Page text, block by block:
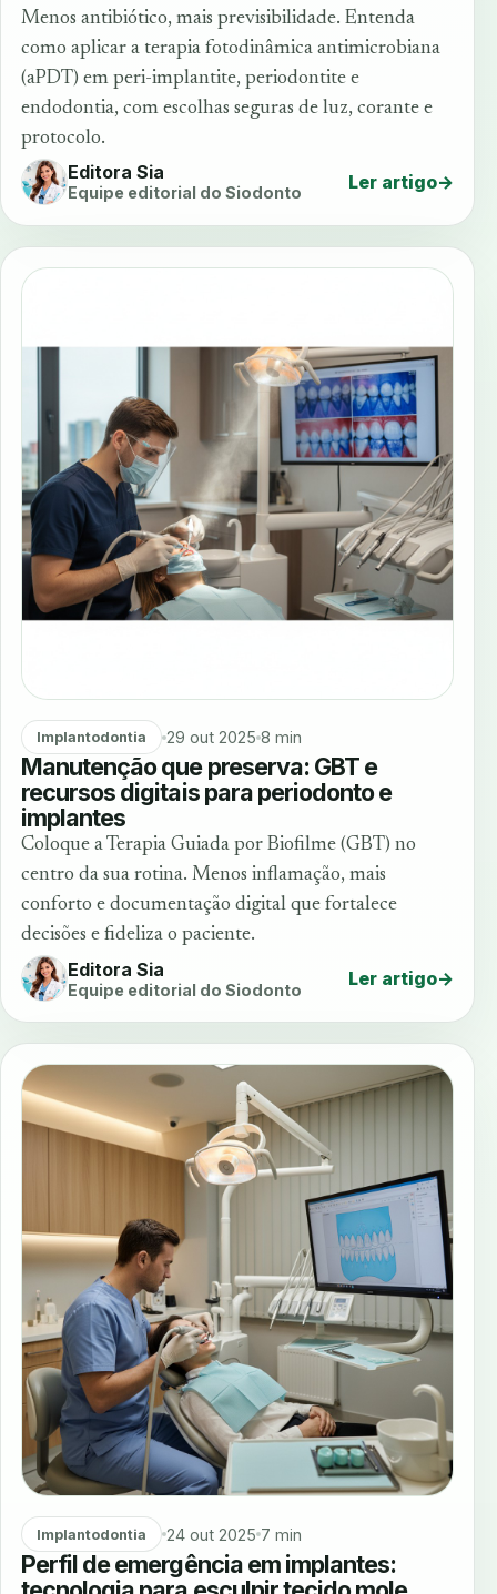
Menos antibiótico, mais previsibilidade. Entenda
como aplicar a terapia fotodinâmica antimicrobiana
(aPDT) em peri-implantite, periodontite e
endodontia, com escolhas seguras de luz, corante e
protocolo.
Editora Sia
Equipe editorial do Siodonto Ler artigo→
Implantodontia 29 out 2025 8 min
Manutenção que preserva: GBT e
recursos digitais para periodonto e
implantes
Coloque a Terapia Guiada por Biofilme (GBT) no
centro da sua rotina. Menos inflamação, mais
conforto e documentação digital que fortalece
decisões e fideliza o paciente.
Editora Sia
Equipe editorial do Siodonto Ler artigo→
Implantodontia 24 out 2025 7 min
Perfil de emergência em implantes: